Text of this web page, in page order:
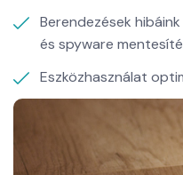
Berendezések
és spyware
Eszközhasználat